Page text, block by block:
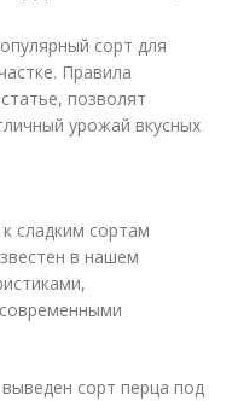
сорт для
Правила
позволят
урожай вкусных
сладким сортам
в нашем
сорт перца под